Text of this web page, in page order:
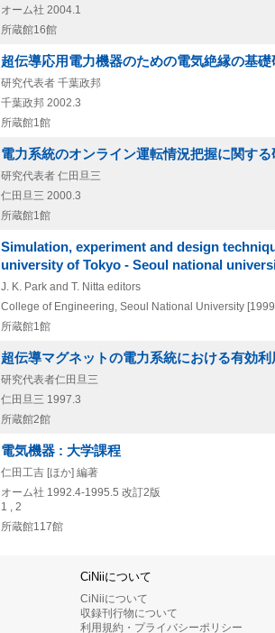
オーム社 2004.1
所蔵館16館
超伝導応用電力機器のための電気絶縁の基礎
研究代表者 千葉政邦
千葉政邦 2002.3
所蔵館1館
電力系統のオンライン運転情況把握に関する
研究代表者 仁田旦三
仁田旦三 2000.3
所蔵館1館
Simulation, experiment and design
university of Tokyo - Seoul national
J. K. Park and T. Nitta editors
College of Engineering, Seoul National University
所蔵館1館
超伝導マグネットの電力系統における有効利
研究代表者仁田旦三
仁田旦三 1997.3
所蔵館2館
電気機器 : 大学課程
仁田工吉 [ほか] 編著
オーム社 1992.4-1995.5 改訂2版
1 , 2
所蔵館117館
CiNiiについて
CiNiiについて
収録刊行物について
利用規約・プライバシーポリシー